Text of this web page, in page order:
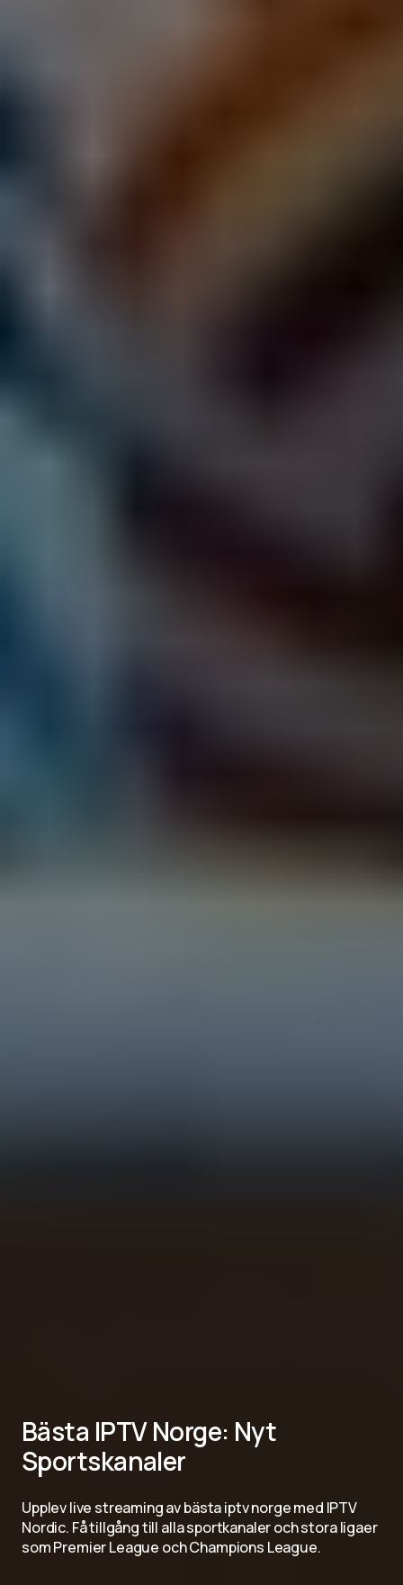
Bästa IPTV Norge: Nyt
Sportskanaler
Upplev live streaming av bästa iptv norge med IPTV
Nordic. Få tillgång till alla sportkanaler och stora ligaer
som Premier League och Champions League.